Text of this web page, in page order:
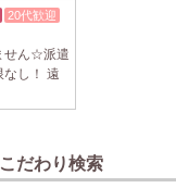
20代歓迎
せん☆派遣
し！ 遠
こだわり検索